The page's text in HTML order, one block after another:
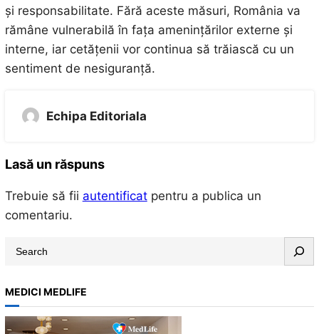
și responsabilitate. Fără aceste măsuri, România va
rămâne vulnerabilă în fața amenințărilor externe și
interne, iar cetățenii vor continua să trăiască cu un
sentiment de nesiguranță.
Echipa Editoriala
Lasă un răspuns
Trebuie să fii autentificatpentru a publica un
comentariu.
a
r
c
MEDICI MEDLIFE